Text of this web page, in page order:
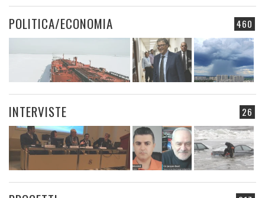
460
POLITICA/ECONOMIA
26
INTERVISTE